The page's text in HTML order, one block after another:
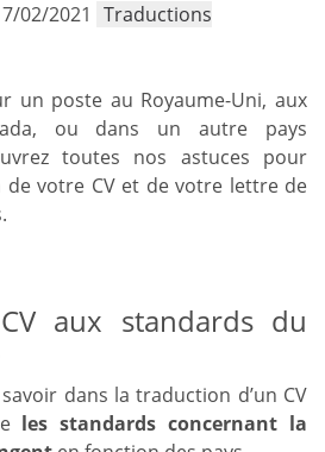
02/2021 Traductions
un poste au Royaume-Uni, aux
ou dans un autre pays
toutes nos astuces pour
votre CV et de votre lettre de
aux standards du
dans la traduction d’un CV
les standards concernant la